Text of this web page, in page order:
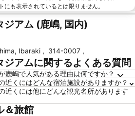
にも表示されているとは限りません。
ジアム (鹿嶋, 国内)
Ibaraki , 314-0007 ,
ジアムに関するよくある質問
鹿嶋で人気がある理由は何ですか？
近くにはどんな宿泊施設がありますか？
近くには他にどんな観光名所があります
＆旅館